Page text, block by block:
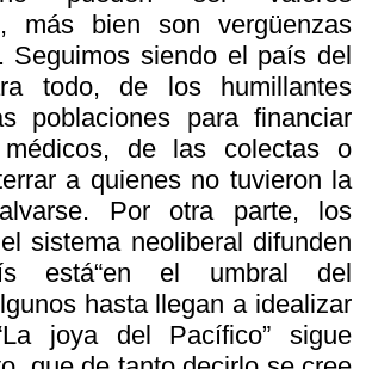
más bien son vergüenzas
Seguimos siendo el país del
todo, de los humillantes
poblaciones para financiar
médicos, de las colectas o
a quienes no tuvieron la
Por otra parte, los
sistema neoliberal difunden
está“en el umbral del
hasta llegan a idealizar
joya del Pacífico” sigue